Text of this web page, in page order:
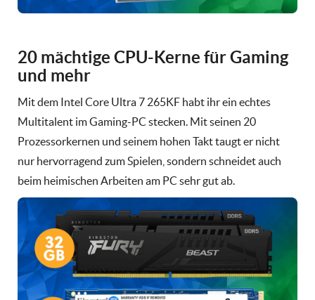
20 mächtige CPU-Kerne für Gaming
und mehr
Mit dem Intel Core Ultra 7 265KF habt ihr ein echtes
Multitalent im Gaming-PC stecken. Mit seinen 20
Prozessorkernen und seinem hohen Takt taugt er nicht
nur hervorragend zum Spielen, sondern schneidet auch
beim heimischen Arbeiten am PC sehr gut ab.